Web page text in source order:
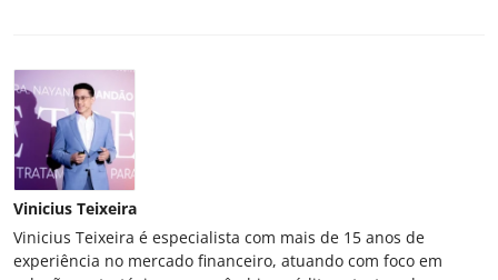
Vinicius Teixeira
Vinicius Teixeira é especialista com mais de 15 anos de
experiência no mercado financeiro, atuando com foco em